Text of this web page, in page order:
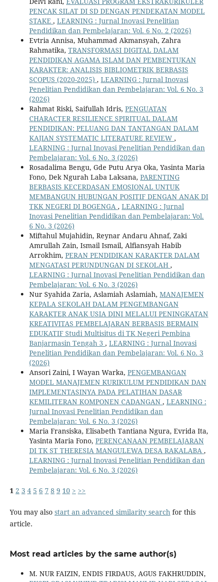
PENCAK SILAT DI SD DENGAN PENDEKATAN MODEL
STAKE , LEARNING : Jurnal Inovasi Penelitian
Pendidikan dan Pembelajaran: Vol. 6 No. 2 (2026)
Evtria Annisa, Muhammad Akmansyah, Zahra
Rahmatika, TRANSFORMASI DIGITAL DALAM
PENDIDIKAN AGAMA ISLAM DAN PEMBENTUKAN
KARAKTER: ANALISIS BIBLIOMETRIK BERBASIS
SCOPUS (2020-2025) , LEARNING : Jurnal Inovasi
Penelitian Pendidikan dan Pembelajaran: Vol. 6 No. 3
(2026)
Rahmat Riski, Saifullah Idris, PENGUATAN
CHARACTER RESILIENCE SPIRITUAL DALAM
PENDIDIKAN: PELUANG DAN TANTANGAN DALAM
KAJIAN SYSTEMATIC LITERATURE REVIEW ,
LEARNING : Jurnal Inovasi Penelitian Pendidikan dan
Pembelajaran: Vol. 6 No. 3 (2026)
Rosadalima Bengu, Gde Putu Arya Oka, Yasinta Maria
Fono, Dek Ngurah Laba Laksana, PARENTING
BERBASIS KECERDASAN EMOSIONAL UNTUK
MEMBANGUN HUBUNGAN POSITIF DENGAN ANAK DI
TKK NEGERI DI BOGENGA , LEARNING : Jurnal
Inovasi Penelitian Pendidikan dan Pembelajaran: Vol.
6 No. 3 (2026)
Miftahul Mujahidin, Reynar Andaru Ahnaf, Zaki
Amrullah Zain, Ismail Ismail, Alfiansyah Habib
Arrokhim, PERAN PENDIDIKAN KARAKTER DALAM
MENGATASI PERUNDUNGAN DI SEKOLAH ,
LEARNING : Jurnal Inovasi Penelitian Pendidikan dan
Pembelajaran: Vol. 6 No. 3 (2026)
Nur Syahida Zaria, Aslamiah Aslamiah, MANAJEMEN
KEPALA SEKOLAH DALAM PENGEMBANGAN
KARAKTER ANAK USIA DINI MELALUI PENINGKATAN
KREATIVITAS PEMBELAJARAN BERBASIS BERMAIN
EDUKATIF Studi Multisitus di TK Negeri Pembina
Banjarmasin Tengah 3 , LEARNING : Jurnal Inovasi
Penelitian Pendidikan dan Pembelajaran: Vol. 6 No. 3
(2026)
Ansori Zaini, I Wayan Warka, PENGEMBANGAN
MODEL MANAJEMEN KURIKULUM PENDIDIKAN DAN
IMPLEMENTASINYA PADA PELATIHAN DASAR
KEMILITERAN KOMPONEN CADANGAN , LEARNING :
Jurnal Inovasi Penelitian Pendidikan dan
Pembelajaran: Vol. 6 No. 3 (2026)
Maria Fransiska, Elisabeth Tantiana Ngura, Evrida Ita,
Yasinta Maria Fono, PERENCANAAN PEMBELAJARAN
DI TK ST THERESIA MANGULEWA DESA RAKALABA ,
LEARNING : Jurnal Inovasi Penelitian Pendidikan dan
Pembelajaran: Vol. 6 No. 3 (2026)
1 2 3 4 5 6 7 8 9 10 > >>
You may also start an advanced similarity searchfor this
article.
Most read articles by the same author(s)
M. NUR FAIZIN, ENDIS FIRDAUS, AGUS FAKHRUDDIN,